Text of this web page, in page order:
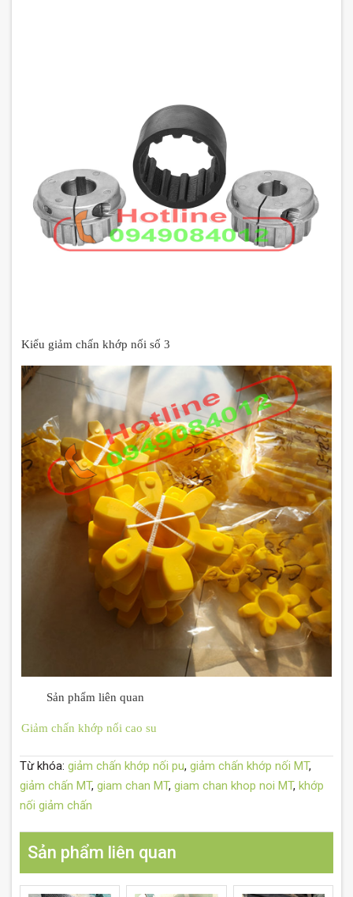
Kiểu giảm chấn khớp nối số 3
Sản phẩm liên quan
Giảm chấn khớp nối cao su
Từ khóa: giảm chấn khớp nối pu, giảm chấn khớp nối MT,
giảm chấn MT, giam chan MT, giam chan khop noi MT, khớp
nối giảm chấn
Sản phẩm liên quan